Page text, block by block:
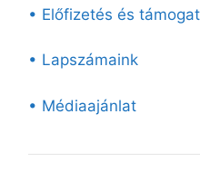
• Előfizetés és
• Lapszámaink
• Médiaajánlat